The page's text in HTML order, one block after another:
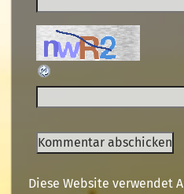
Diese Website verwendet